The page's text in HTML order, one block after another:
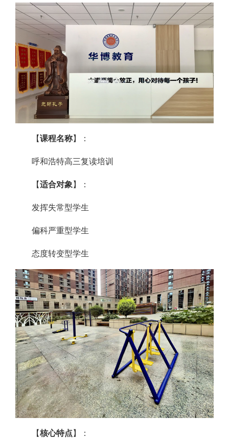
【课程名称】：
呼和浩特高三复读培训
【适合对象 】：
发挥失常型学生
偏科严重型学生
态度转变型学生
【核心特点 】：